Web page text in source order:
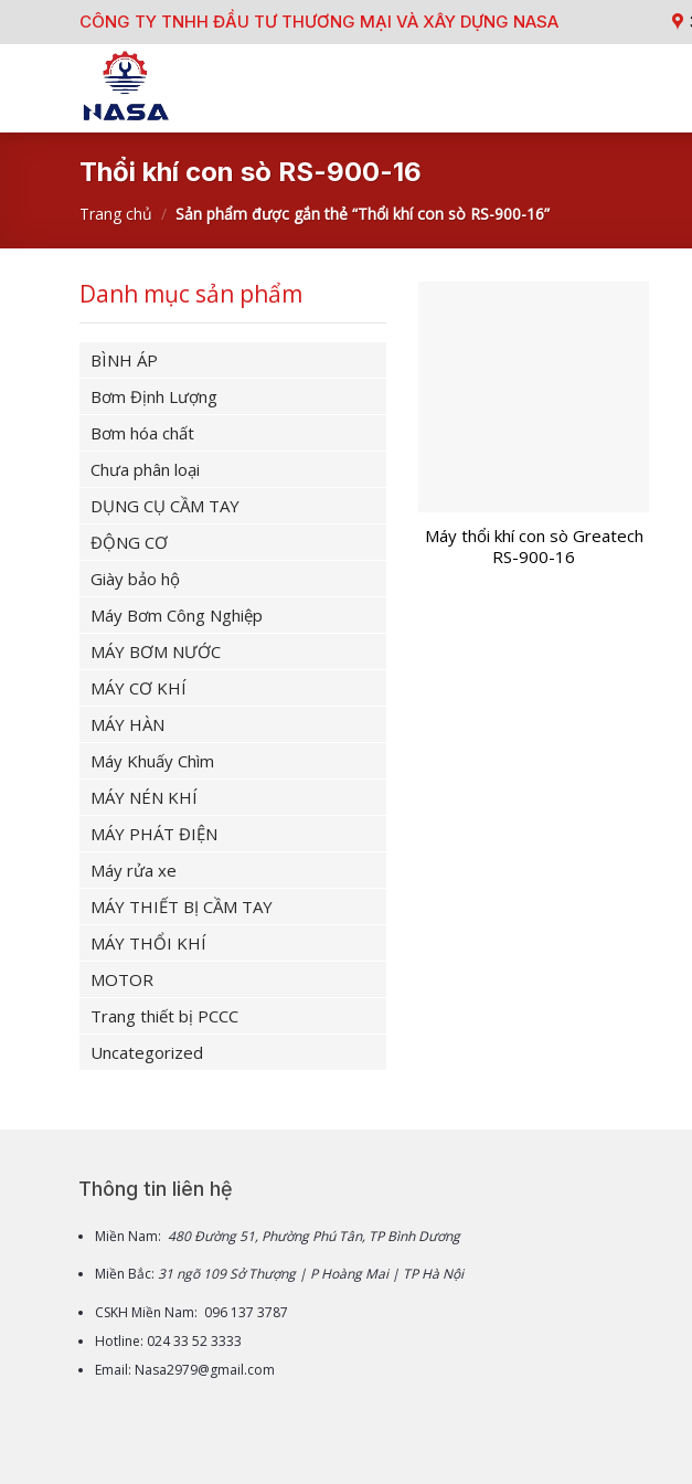
to
CÔNG TY TNHH ĐẦU TƯ THƯƠNG MẠI VÀ XÂY DỰNG NASA
Thổi khí con sò RS-900-16
Trang chủ / Sản phẩm được gắn thẻ “Thổi khí con sò RS-900-16”
Danh mục sản phẩm
BÌNH ÁP
Bơm Định Lượng
Bơm hóa chất
Chưa phân loại
DỤNG CỤ CẦM TAY
ĐỘNG CƠ
Giày bảo hộ
Máy Bơm Công Nghiệp
MÁY BƠM NƯỚC
MÁY CƠ KHÍ
MÁY HÀN
Máy Khuấy Chìm
MÁY NÉN KHÍ
MÁY PHÁT ĐIỆN
Máy rửa xe
MÁY THIẾT BỊ CẦM TAY
MÁY THỔI KHÍ
MOTOR
Trang thiết bị PCCC
Uncategorized
Máy thổi khí con sò Greatech
RS-900-16
Thông tin liên hệ
Miền Nam: 480 Đường 51, Phường Phú Tân, TP Bình Dương
Miền Bắc: 31 ngõ 109 Sở Thượng | P Hoàng Mai | TP Hà Nội
CSKH Miền Nam: 096 137 3787
Hotline: 024 33 52 3333
Email: Nasa2979@gmail.com